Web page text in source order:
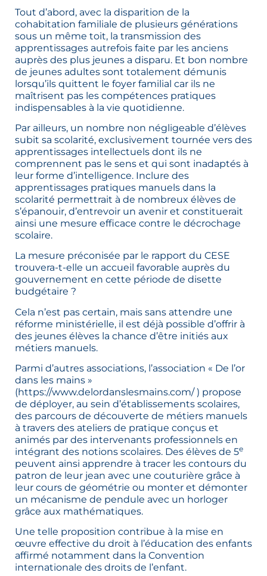
Tout d’abord, avec la disparition de la
cohabitation familiale de plusieurs générations
sous un même toit, la transmission des
apprentissages autrefois faite par les anciens
auprès des plus jeunes a disparu. Et bon nombre
de jeunes adultes sont totalement démunis
lorsqu’ils quittent le foyer familial car ils ne
maîtrisent pas les compétences pratiques
indispensables à la vie quotidienne.
Par ailleurs, un nombre non négligeable d’élèves
subit sa scolarité, exclusivement tournée vers des
apprentissages intellectuels dont ils ne
comprennent pas le sens et qui sont inadaptés à
leur forme d’intelligence. Inclure des
apprentissages pratiques manuels dans la
scolarité permettrait à de nombreux élèves de
s’épanouir, d’entrevoir un avenir et constituerait
ainsi une mesure efficace contre le décrochage
scolaire.
La mesure préconisée par le rapport du CESE
trouvera-t-elle un accueil favorable auprès du
gouvernement en cette période de disette
budgétaire ?
Cela n’est pas certain, mais sans attendre une
réforme ministérielle, il est déjà possible d’offrir à
des jeunes élèves la chance d’être initiés aux
métiers manuels.
Parmi d’autres associations, l’association « De l’or
dans les mains »
(https://www.delordanslesmains.com/ ) propose
de déployer, au sein d’établissements scolaires,
des parcours de découverte de métiers manuels
à travers des ateliers de pratique conçus et
animés par des intervenants professionnels en
intégrant des notions scolaires. Des élèves de 5e
peuvent ainsi apprendre à tracer les contours du
patron de leur jean avec une couturière grâce à
leur cours de géométrie ou monter et démonter
un mécanisme de pendule avec un horloger
grâce aux mathématiques.
Une telle proposition contribue à la mise en
œuvre effective du droit à l’éducation des enfants
affirmé notamment dans la Convention
internationale des droits de l’enfant.